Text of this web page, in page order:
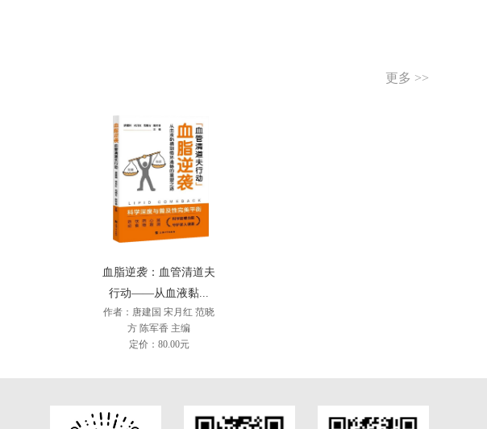
更多 >>
血脂逆袭：血管清道夫
行动——从血液黏...
作者：唐建国 宋月红 范晓
方 陈军香 主编
定价：80.00元